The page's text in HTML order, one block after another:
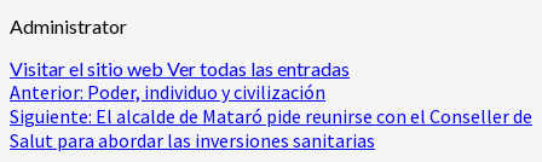
Administrator
Visitar el sitio web Ver todas las entradas
Navegación
de
Anterior: Poder, individuo y civilización
Siguiente: El alcalde de Mataró pide reunirse con el Conseller de
Salut para abordar las inversiones sanitarias